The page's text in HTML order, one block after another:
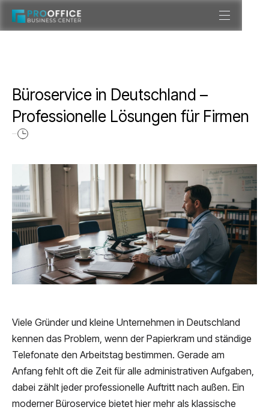
Büroservice in Deutschland –
Professionelle Lösungen für Firmen
Viele Gründer und kleine Unternehmen in Deutschland
kennen das Problem, wenn der Papierkram und ständige
Telefonate den Arbeitstag bestimmen. Gerade am
Anfang fehlt oft die Zeit für alle administrativen Aufgaben,
dabei zählt jeder professionelle Auftritt nach außen. Ein
moderner Büroservice bietet hier mehr als klassische